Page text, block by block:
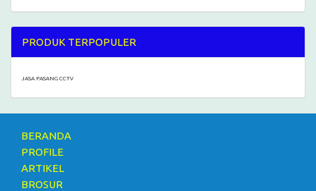
PRODUK TERPOPULER
JASA PASANG CCTV
BERANDA
PROFILE
ARTIKEL
BROSUR